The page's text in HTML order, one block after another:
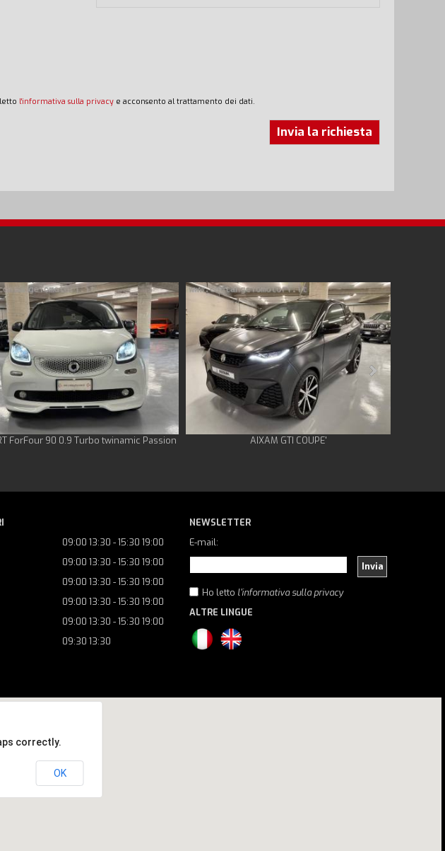
l'informativa sulla privacy e acconsento al trattamento dei dati.
ForFour 90 0.9 Turbo twinamic Passion AIXAM GTI COUPE'
09:00 13:30 - 15:30 19:00
09:00 13:30 - 15:30 19:00
09:00 13:30 - 15:30 19:00
09:00 13:30 - 15:30 19:00
09:00 13:30 - 15:30 19:00
09:30 13:30
NEWSLETTER
E-mail:
Invia
Ho letto l'informativa sulla privacy
ALTRE LINGUE
correctly.
OK